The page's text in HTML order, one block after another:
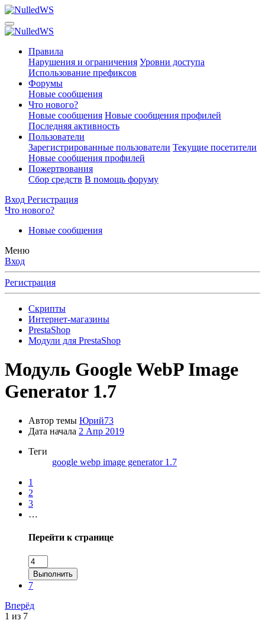
Правила
Нарушения и ограничения Уровни доступа
Использование префиксов
Форумы
Новые сообщения
Что нового?
Новые сообщения Новые сообщения профилей
Последняя активность
Пользователи
Зарегистрированные пользователи Текущие посетители
Новые сообщения профилей
Пожертвования
Сбор средств В помощь форуму
Вход Регистрация
Что нового?
Новые сообщения
Меню
Вход
Регистрация
Скрипты
Интернет-магазины
PrestaShop
Модули для PrestaShop
Модуль Google WebP Image
Generator 1.7
Автор темы Юрий73
Дата начала 2 Апр 2019
Теги
google webp image generator 1.7
1
2
3
…
Перейти к странице
Выполнить
7
Вперёд
1 из 7